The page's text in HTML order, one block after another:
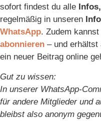
sofort findest du alle
regelmäßig in unseren
WhatsApp. Zudem
abonnieren – und erhältst
ein neuer Beitrag online
Gut zu wissen:
In unserer WhatsApp-
für andere Mitglieder und
bleibst also anonym